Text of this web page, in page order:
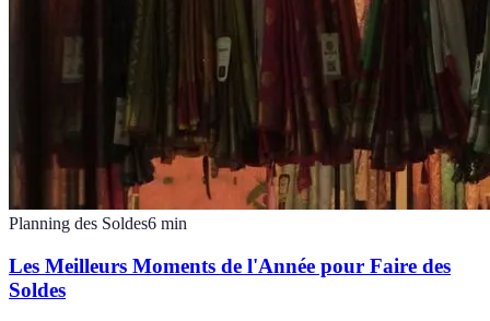
Planning des Soldes6 min
Les Meilleurs Moments de l'Année pour Faire des
Soldes